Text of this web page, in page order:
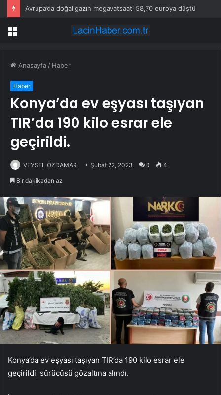
Avrupa’da doğal gazın megavatsaati 58,70 euroya düştü
Menü
Anasayfa / Haber
Haber
Konya’da ev eşyası taşıyan
TIR’da 190 kilo esrar ele
geçirildi.
VEYSEL ÖZDAMAR Şubat 22, 2023 0 4
Bir dakikadan az
Konya’da ev eşyası taşıyan TIR’da 190 kilo esrar ele
geçirildi, sürücüsü gözaltına alındı.